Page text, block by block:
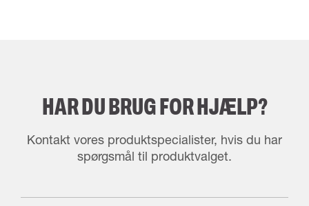
HAR DU BRUG FOR HJÆLP?
Kontakt vores produktspecialister, hvis du har
spørgsmål til produktvalget.